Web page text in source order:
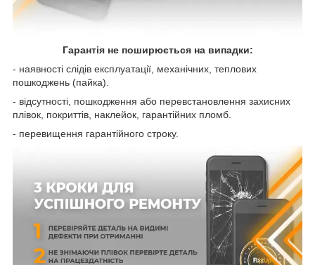
Гарантія не поширюється на випадки:
- наявності слідів експлуатації, механічних, теплових
пошкоджень (пайка).
- відсутності, пошкодження або перевстановлення захисних
плівок, покриттів, наклейок, гарантійних пломб.
- перевищення гарантійного строку.